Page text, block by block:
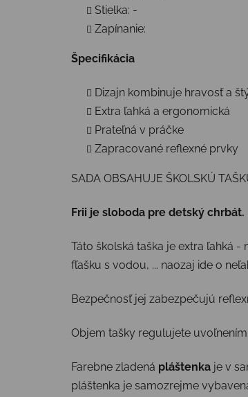
Stielka: -
Zapínanie:
Špecifikácia
Dizajn kombinuje hravosť a
Extra ľahká a ergonomická
Prateľná v práčke
Zapracované reflexné prvky
SADA OBSAHUJE ŠKOLSKÚ
Frii je sloboda pre detský chrbát.
Táto školská taška je extra ľahká
fľašku s vodou, ... naozaj ide o
Bezpečnosť jej zabezpečujú
Objem tašky regulujete
Farebne zladená pláštenka je v
pláštenka je samozrejme